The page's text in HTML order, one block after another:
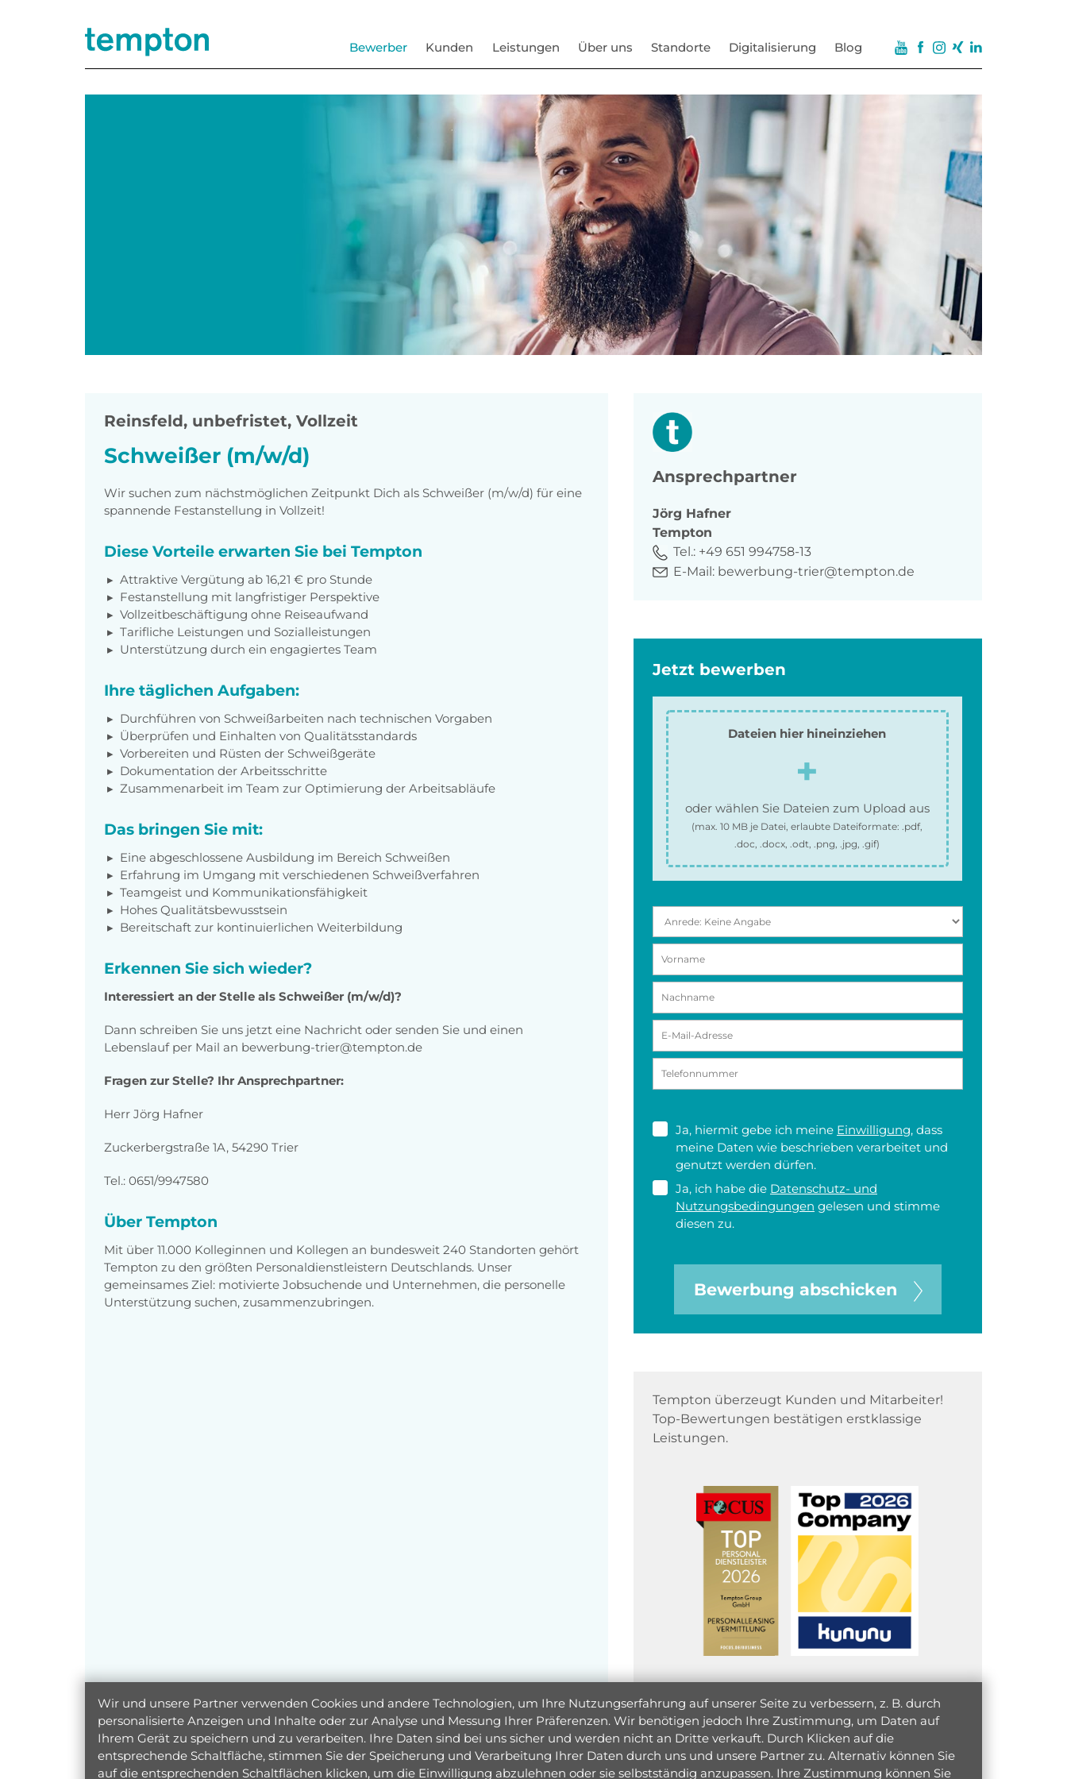
Bewerber Kunden Leistungen Über uns Standorte Digitalisierung Blog
Reinsfeld, unbefristet, Vollzeit
Schweißer (m/w/d)
Wir suchen zum nächstmöglichen Zeitpunkt Dich als Schweißer (m/w/d) für eine
spannende Festanstellung in Vollzeit!
Diese Vorteile erwarten Sie bei Tempton
Attraktive Vergütung ab 16,21 € pro Stunde
Festanstellung mit langfristiger Perspektive
Vollzeitbeschäftigung ohne Reiseaufwand
Tarifliche Leistungen und Sozialleistungen
Unterstützung durch ein engagiertes Team
Ihre täglichen Aufgaben:
Durchführen von Schweißarbeiten nach technischen Vorgaben
Überprüfen und Einhalten von Qualitätsstandards
Vorbereiten und Rüsten der Schweißgeräte
Dokumentation der Arbeitsschritte
Zusammenarbeit im Team zur Optimierung der Arbeitsabläufe
Das bringen Sie mit:
Eine abgeschlossene Ausbildung im Bereich Schweißen
Erfahrung im Umgang mit verschiedenen Schweißverfahren
Teamgeist und Kommunikationsfähigkeit
Hohes Qualitätsbewusstsein
Bereitschaft zur kontinuierlichen Weiterbildung
Erkennen Sie sich wieder?
Interessiert an der Stelle als Schweißer (m/w/d)?
Dann schreiben Sie uns jetzt eine Nachricht oder senden Sie und einen
Lebenslauf per Mail an bewerbung-trier@tempton.de
Fragen zur Stelle? Ihr Ansprechpartner:
Herr Jörg Hafner
Zuckerbergstraße 1A, 54290 Trier
Tel.: 0651/9947580
Über Tempton
Mit über 11.000 Kolleginnen und Kollegen an bundesweit 240 Standorten gehört
Tempton zu den größten Personaldienstleistern Deutschlands. Unser
gemeinsames Ziel: motivierte Jobsuchende und Unternehmen, die personelle
Unterstützung suchen, zusammenzubringen.
Ansprechpartner
Jörg Hafner
Tempton
Tel.: +49 651 994758-13
E-Mail: bewerbung-trier@tempton.de
Jetzt bewerben
Dateien hier hineinziehen
oder wählen Sie Dateien zum Upload aus
(max.10 MB je Datei, erlaubte Dateiformate:.pdf,
.doc, .docx, .odt, .png, .jpg, .gif)
Ja, hiermit gebe ich meine Einwilligung, dass
meine Daten wie beschrieben verarbeitet und
genutzt werden dürfen.
Ja, ich habe die Datenschutz- und
Nutzungsbedingungen gelesen und stimme
diesen zu.
Bewerbung abschicken
Tempton überzeugt Kunden und Mitarbeiter!
Top-Bewertungen bestätigen erstklassige
Leistungen.
Wir und unsere Partner verwenden Cookies und andere Technologien, um Ihre Nutzungserfahrung auf unserer Seite zu verbessern, z. B. durch
personalisierte Anzeigen und Inhalte oder zur Analyse und Messung Ihrer Präferenzen. Wir benötigen jedoch Ihre Zustimmung, um Daten auf
Ihrem Gerät zu speichern und zu verarbeiten. Ihre Daten sind bei uns sicher und werden nicht an Dritte verkauft. Durch Klicken auf die
entsprechende Schaltfläche, stimmen Sie der Speicherung und Verarbeitung Ihrer Daten durch uns und unsere Partner zu. Alternativ können Sie
auf die entsprechenden Schaltflächen klicken, um die Einwilligung abzulehnen oder sie selbstständig anzupassen. Ihre Zustimmung können Sie